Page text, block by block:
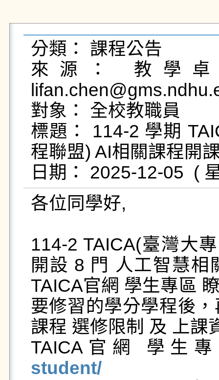
分類： 課程公告
來源： 教學
對象： 全校教職員
標題： 114-2 學期
程聯盟) AI相關課程開
各位同學好,
114-2 TAICA(臺灣大
開設 8 門 人工智慧相
TAICA官網 學生專區
要修習的學分學程後
課程 選修限制 及 上課
TAICA官網 學生
student/